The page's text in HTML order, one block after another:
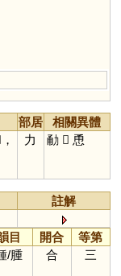
部居
相關異體
，
力 勈 𢦨 恿
註解
目 開合
等第
/腫 合 三